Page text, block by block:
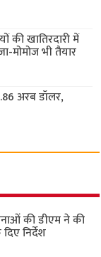
की खातिरदारी में
मोमोज भी तैयार
अरब डॉलर,
की डीएम ने की
निर्देश